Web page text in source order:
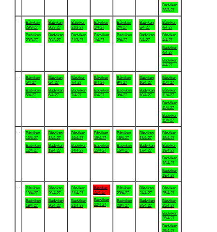
Badviken
28/3-27
Båtviken
29/3-27
Badviken
29/3-27
Båtviken
30/3-27
Badviken
30/3-27
Båtviken
31/3-27
Badviken
31/3-27
Båtviken
1/4-27
Badviken
1/4-27
Båtviken
2/4-27
Badviken
2/4-27
Båtviken
3/4-27
Badviken
3/4-27
Båtviken
4/4-27
Båtviken
4/4-27
Badviken
4/4-27
Badviken
4/4-27
Båtviken
5/4-27
Badviken
5/4-27
Båtviken
6/4-27
Badviken
6/4-27
Båtviken
7/4-27
Badviken
7/4-27
Båtviken
8/4-27
Badviken
8/4-27
Båtviken
9/4-27
Badviken
9/4-27
Båtviken
10/4-27
Badviken
10/4-27
Båtviken
11/4-27
Båtviken
11/4-27
Badviken
11/4-27
Badviken
11/4-27
Båtviken
12/4-27
Badviken
12/4-27
Båtviken
13/4-27
Badviken
13/4-27
Båtviken
14/4-27
Badviken
14/4-27
Båtviken
15/4-27
Badviken
15/4-27
Båtviken
16/4-27
Badviken
16/4-27
Båtviken
17/4-27
Badviken
17/4-27
Båtviken
18/4-27
Båtviken
18/4-27
Badviken
18/4-27
Badviken
18/4-27
Båtviken
19/4-27
Badviken
19/4-27
Båtviken
20/4-27
Badviken
20/4-27
Båtviken
21/4-27
Badviken
21/4-27
Båtviken
22/4-27
Badviken
22/4-27
Båtviken
23/4-27
Badviken
23/4-27
Båtviken
24/4-27
Badviken
24/4-27
Båtviken
25/4-27
Båtviken
25/4-27
Badviken
25/4-27
Badviken
25/4-27